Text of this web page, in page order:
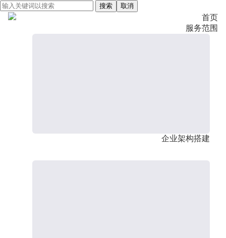
搜索 取消
首页
服务范围
企业架构搭建